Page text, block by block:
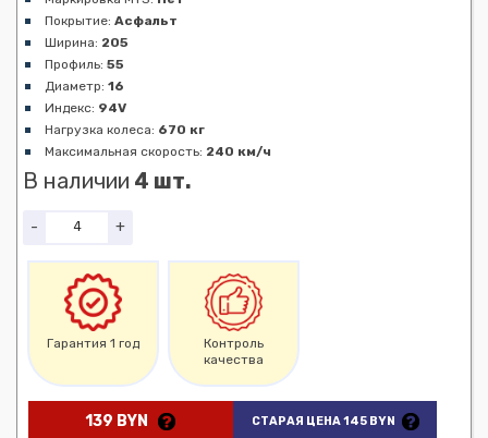
Покрытие: Асфальт
Ширина: 205
Профиль: 55
Диаметр: 16
Индекс: 94V
Нагрузка колеса: 670 кг
Максимальная скорость: 240 км/ч
В наличии 4 шт.
- +
Гарантия 1 год
Контроль
качества
139 BYN СТАРАЯ ЦЕНА 145 BYN